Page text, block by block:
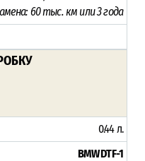
60 тыс. км или 3 года
0.44 л.
BMW DTF-1